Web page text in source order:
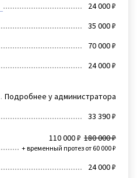
24 000 ₽
35 000 ₽
70 000 ₽
24 000 ₽
Подробнее у администратора
33 390 ₽
110 000 ₽ 180 000 ₽
+ временный протез от 60 000 ₽
24 000 ₽